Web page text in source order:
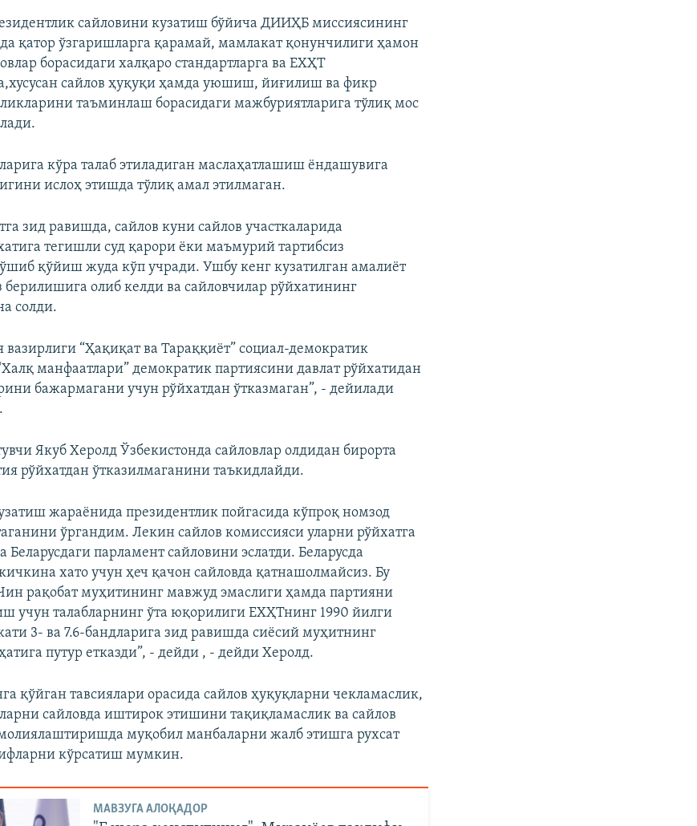
сайловини кузатиш бўйича ДИИҲБ миссиясининг
қатор ўзгаришларга қарамай, мамлакат қонунчилиги ҳамон
борасидаги халқаро стандартларга ва ЕХҲТ
сайлов ҳуқуқи ҳамда уюшиш, йиғилиш ва фикр
таъминлаш борасидаги мажбуриятларига тўлиқ мос
кўра талаб этиладиган маслаҳатлашиш ёндашувига
ислоҳ этишда тўлиқ амал этилмаган.
зид равишда, сайлов куни сайлов участкаларида
тегишли суд қарори ёки маъмурий тартибсиз
қўйиш жуда кўп учради. Ушбу кенг кузатилган амалиёт
берилишига олиб келди ва сайловчилар рўйхатининг
солди.
вазирлиги “Ҳақиқат ва Тараққиёт” социал-демократик
манфаатлари” демократик партиясини давлат рўйхатидан
бажармагани учун рўйхатдан ўтказмаган”, - дейилади
Якуб Херолд Ўзбекистонда сайловлар олдидан бирорта
рўйхатдан ўтказилмаганини таъкидлайди.
жараёнида президентлик пойгасида кўпроқ номзод
ўргандим. Лекин сайлов комиссияси уларни рўйхатга
Беларусдаги парламент сайловини эслатди. Беларусда
хато учун ҳеч қачон сайловда қатнашолмайсиз. Бу
рақобат муҳитининг мавжуд эмаслиги ҳамда партияни
учун талабларнинг ўта юқорилиги ЕХҲТнинг 1990 йилги
3- ва 7.6-бандларига зид равишда сиёсий муҳитнинг
путур етказди”, - дейди , - дейди Херолд.
қўйган тавсиялари орасида сайлов ҳуқуқларни чекламаслик,
сайловда иштирок этишини тақиқламаслик ва сайлов
муқобил манбаларни жалб этишга рухсат
кўрсатиш мумкин.
МАВЗУГА АЛОҚАДОР